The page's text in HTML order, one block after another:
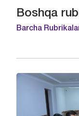
Boshqa
Barcha